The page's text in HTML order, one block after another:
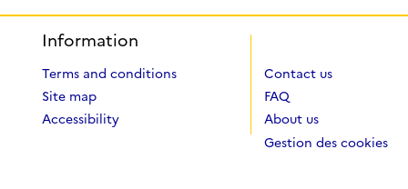
Information
Terms and conditions
Site map
Accessibility
Contact us
FAQ
About us
Gestion des cookies